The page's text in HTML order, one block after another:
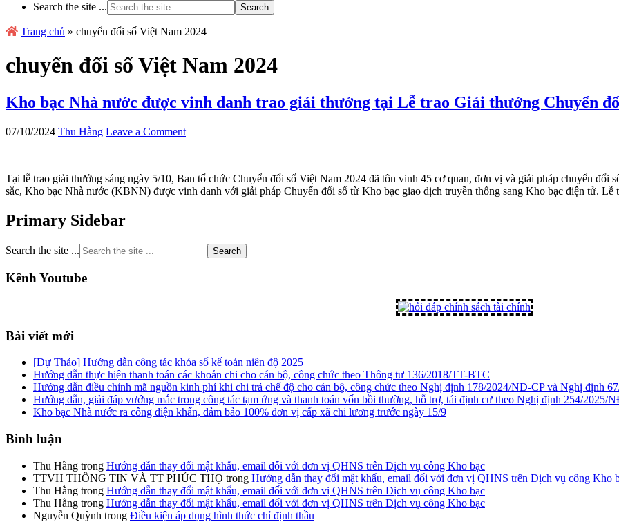
Search the site ...
Trang chủ » chuyển đổi số Việt Nam 2024
chuyển đổi số Việt Nam 2024
Kho bạc Nhà nước được vinh danh trao giải thưởng tại Lễ trao Giải thưởng Chuyển
07/10/2024 Thu Hằng Leave a Comment
Tại lễ trao giải thưởng sáng ngày 5/10, Ban tổ chức Chuyển đổi số Việt Nam 2024 đã tôn vinh 45 cơ quan, đơn vị và giải pháp chuyển đổi
sắc, Kho bạc Nhà nước (KBNN) được vinh danh với giải pháp Chuyển đổi số từ Kho bạc giao dịch truyền thống sang Kho bạc điện tử.
Primary Sidebar
Search the site ...
Kênh Youtube
Bài viết mới
[Dự Thảo] Hướng dẫn công tác khóa sổ kế toán niên độ 2025
Hướng dẫn thực hiện thanh toán các khoản chi cho cán bộ, công chức theo Thông tư 136/2018/TT-BTC
Hướng dẫn điều chỉnh mã nguồn kinh phí khi chi trả chế độ cho cán bộ, công chức theo Nghị định 178/2024/NĐ-CP và Nghị định
Hướng dẫn, giải đáp vướng mắc trong công tác tạm ứng và thanh toán vốn bồi thường, hỗ trợ, tái định cư theo Nghị định 254/2025/
Kho bạc Nhà nước ra công điện khẩn, đảm bảo 100% đơn vị cấp xã chi lương trước ngày 15/9
Bình luận
Thu Hằng trong Hướng dẫn thay đổi mật khẩu, email đối với đơn vị QHNS trên Dịch vụ công Kho bạc
TTVH THÔNG TIN VÀ TT PHÚC THỌ trong Hướng dẫn thay đổi mật khẩu, email đối với đơn vị QHNS trên Dịch vụ công Kho
Thu Hằng trong Hướng dẫn thay đổi mật khẩu, email đối với đơn vị QHNS trên Dịch vụ công Kho bạc
Thu Hằng trong Hướng dẫn thay đổi mật khẩu, email đối với đơn vị QHNS trên Dịch vụ công Kho bạc
Nguyễn Quỳnh trong Điều kiện áp dụng hình thức chỉ định thầu